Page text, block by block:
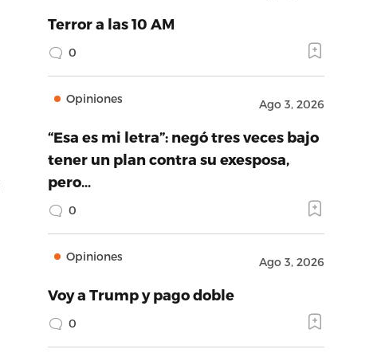
Terror a las 10 AM
0
Opiniones Ago 3, 2026
“Esa es mi letra”: negó tres veces bajo
tener un plan contra su exesposa,
pero…
0
Opiniones Ago 3, 2026
Voy a Trump y pago doble
0